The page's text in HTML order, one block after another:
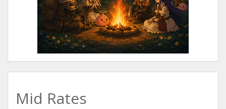
Mid Rates